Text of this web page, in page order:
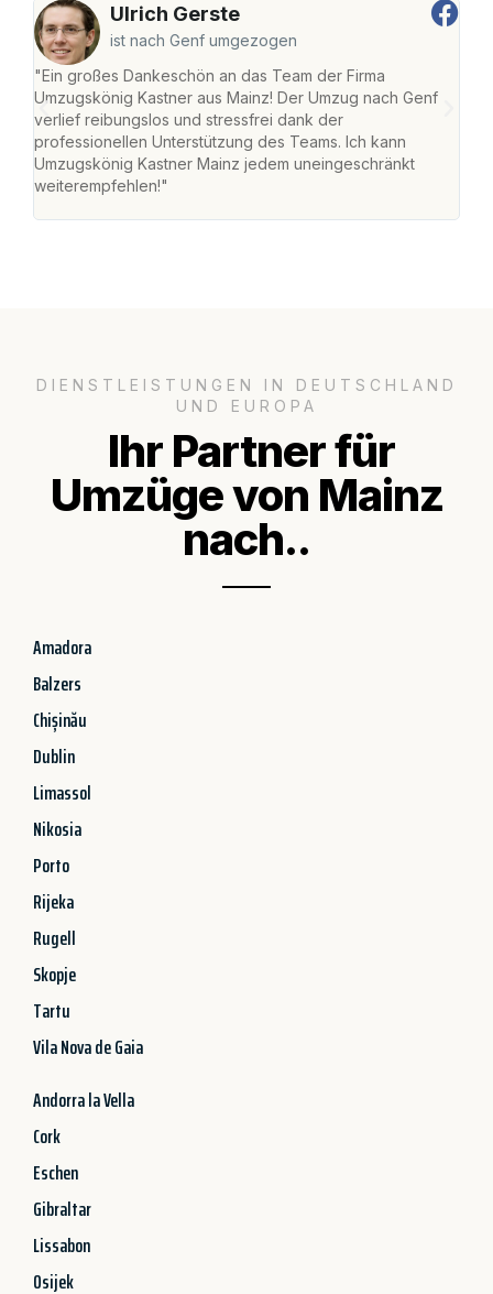
Ulrich Gerste
ist nach Genf umgezogen
"Ein großes Dankeschön an das Team der Firma
Umzugskönig Kastner aus Mainz! Der Umzug nach Genf
verlief reibungslos und stressfrei dank der
professionellen Unterstützung des Teams. Ich kann
Umzugskönig Kastner Mainz jedem uneingeschränkt
weiterempfehlen!"
DIENSTLEISTUNGEN IN DEUTSCHLAND
UND EUROPA
Ihr Partner für
Umzüge von Mainz
nach..
Amadora
Balzers
Chișinău
Dublin
Limassol
Nikosia
Porto
Rijeka
Rugell
Skopje
Tartu
Vila Nova de Gaia
Andorra la Vella
Cork
Eschen
Gibraltar
Lissabon
Osijek